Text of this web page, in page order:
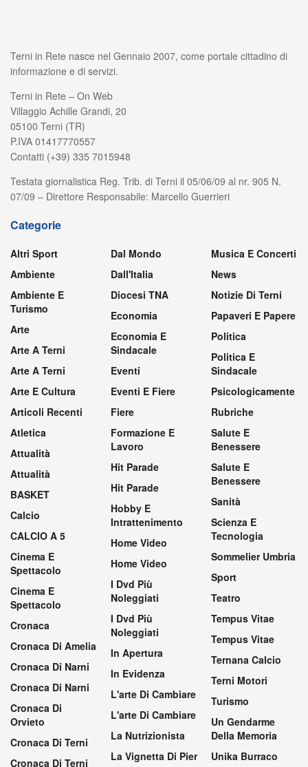
Terni in Rete nasce nel Gennaio 2007, come portale cittadino di
informazione e di servizi.
Terni in Rete – On Web
Villaggio Achille Grandi, 20
05100 Terni (TR)
P.IVA 01417770557
Contatti (+39) 335 7015948
Testata giornalistica Reg. Trib. di Terni il 05/06/09 al nr. 905 N.
07/09 – Direttore Responsabile: Marcello Guerrieri
Categorie
Altri Sport
Ambiente
Ambiente E
Turismo
Arte
Arte A Terni
Arte A Terni
Arte E Cultura
Articoli Recenti
Atletica
Attualità
Attualità
BASKET
Calcio
CALCIO A 5
Cinema E
Spettacolo
Cinema E
Spettacolo
Cronaca
Cronaca Di Amelia
Cronaca Di Narni
Cronaca Di Narni
Cronaca Di
Orvieto
Cronaca Di Terni
Cronaca Di Terni
Dal Mondo
Dall'Italia
Diocesi TNA
Economia
Economia E
Sindacale
Eventi
Eventi E Fiere
Fiere
Formazione E
Lavoro
Hit Parade
Hit Parade
Hobby E
Intrattenimento
Home Video
Home Video
I Dvd Più
Noleggiati
I Dvd Più
Noleggiati
In Apertura
In Evidenza
L'arte Di Cambiare
L'arte Di Cambiare
La Nutrizionista
La Vignetta Di Pier
Musica E Concerti
News
Notizie Di Terni
Papaveri E Papere
Politica
Politica E
Sindacale
Psicologicamente
Rubriche
Salute E
Benessere
Salute E
Benessere
Sanità
Scienza E
Tecnologia
Sommelier Umbria
Sport
Teatro
Tempus Vitae
Tempus Vitae
Ternana Calcio
Terni Motori
Turismo
Un Gendarme
Della Memoria
Unika Burraco